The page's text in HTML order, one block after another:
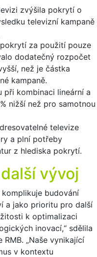
zvýšila pokrytí o
televizní kampaně
za použití pouze
dodatečný rozpočet
než je částka
kampaně.
při kombinaci lineární a
nižší než pro samotnou
televize
a plní potřeby
z hlediska pokrytí.
vývoj
komplikuje budování
a jako prioritu pro další
k optimalizaci
inovací,“ sdělila
„Naše vynikající
v kontextu